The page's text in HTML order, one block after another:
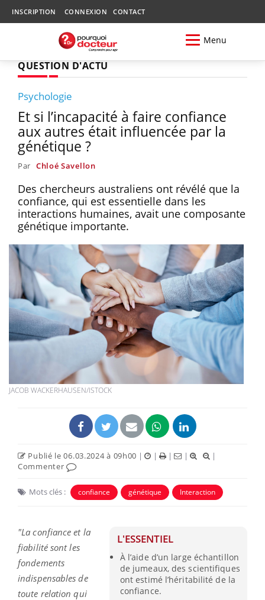
INSCRIPTION CONNEXION CONTACT
Menu
QUESTION D'ACTU
Psychologie
Et si l’incapacité à faire confiance
aux autres était influencée par la
génétique ?
Par Chloé Savellon
Des chercheurs australiens ont révélé que la
confiance, qui est essentielle dans les
interactions humaines, avait une composante
génétique importante.
JACOB WACKERHAUSEN/ISTOCK
Publié le 06.03.2024 à 09h00 | | | |
|
Commenter
Mots clés : confiance génétique Interaction
L'ESSENTIEL
À l’aide d’un large échantillon
de jumeaux, des scientifiques
ont estimé l’héritabilité de la
confiance.
"La confiance et la
fiabilité sont les
fondements
indispensables de
toute relation qui